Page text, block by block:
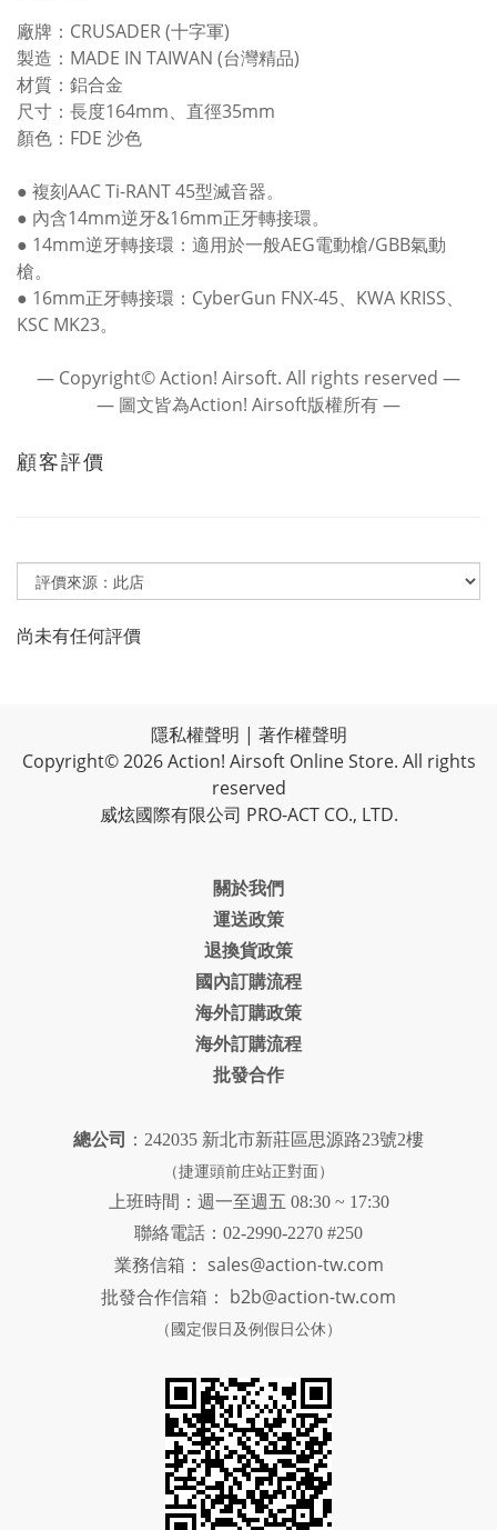
廠牌：CRUSADER (十字軍)
製造：MADE IN TAIWAN (台灣精品)
材質：鋁合金
尺寸：長度164mm、直徑35mm
顏色：FDE 沙色
● 複刻AAC Ti-RANT 45型滅音器。
● 內含14mm逆牙&16mm正牙轉接環。
● 14mm逆牙轉接環：適用於一般AEG電動槍/GBB氣動
槍。
● 16mm正牙轉接環：CyberGun FNX-45、KWA KRISS、
KSC MK23。
― Copyright© Action! Airsoft. All rights reserved ―
― 圖文皆為Action! Airsoft版權所有 ―
顧客評價
尚未有任何評價
隱私權聲明 | 著作權聲明
Copyright© 2026 Action! Airsoft Online Store. All rights
reserved
威炫國際有限公司 PRO-ACT CO., LTD.
關於我們
運送政策
退換貨政策
國內訂購流程
海外訂購政策
海外訂購流程
批發合作
總公司 ：242035 新北市新莊區思源路23號2樓
（捷運頭前庄站正對面）
上班時間：週一至週五 08:30 ~ 17:30
聯絡電話：02-2990-2270 #250
業務信箱： sales@action-tw.com
批發合作信箱： b2b@action-tw.com
（國定假日及例假日公休）